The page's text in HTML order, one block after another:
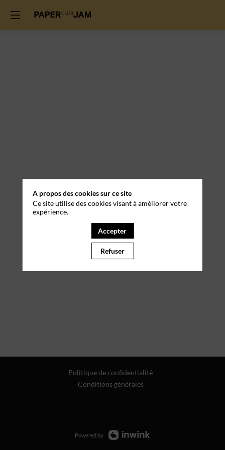
Politique de confidentialité
Conditions générales
Powered by
A propos des cookies sur ce site
Ce site utilise des cookies visant à améliorer votre
expérience.
Accepter
Refuser